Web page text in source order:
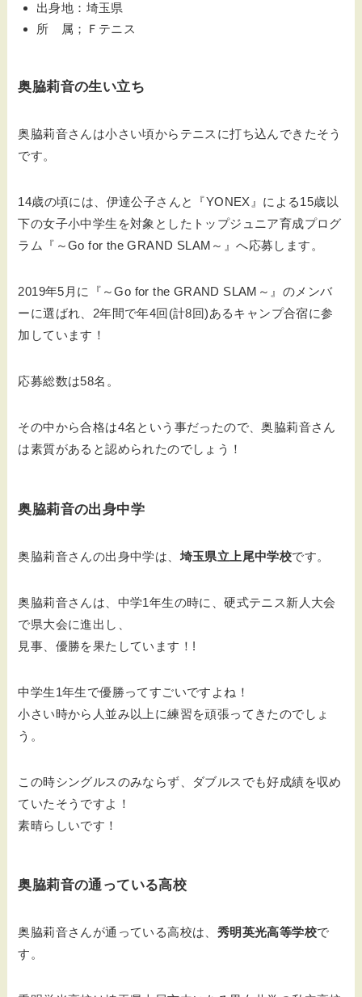
出身地：埼玉県
所 属；Ｆテニス
奥脇莉音の生い立ち
奥脇莉音さんは小さい頃からテニスに打ち込んできたそう
です。
14歳の頃には、伊達公子さんと『YONEX』による15歳以
下の女子小中学生を対象としたトップジュニア育成プログ
ラム 『～Go for the GRAND SLAM～』へ応募します。
2019年5月に『～Go for the GRAND SLAM～』のメンバ
ーに選ばれ、2年間で年4回(計8回)あるキャンプ合宿に参
加しています！
応募総数は58名。
その中から合格は4名という事だったので、奥脇莉音さん
は素質があると認められたのでしょう！
奥脇莉音の出身中学
奥脇莉音さんの出身中学は、 埼玉県立上尾中学校です。
奥脇莉音さんは、中学1年生の時に、硬式テニス新人大会
で県大会に進出し、
見事、優勝を果たしています！!
中学生1年生で優勝ってすごいですよね！
小さい時から人並み以上に練習を頑張ってきたのでしょ
う。
この時シングルスのみならず、ダブルスでも好成績を収め
ていたそうですよ！
素晴らしいです！
奥脇莉音の通っている高校
奥脇莉音さんが通っている高校は、 秀明英光高等学校で
す。